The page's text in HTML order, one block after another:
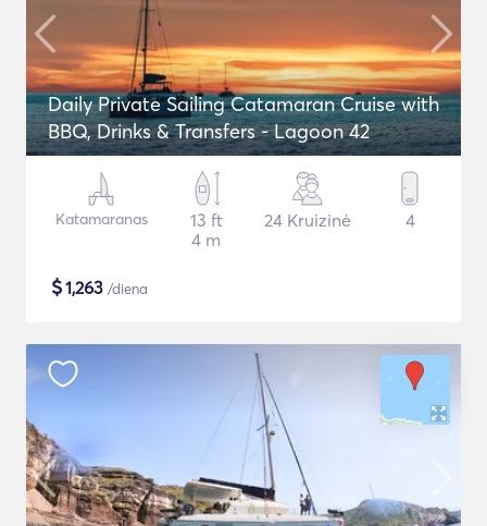
Daily Private Sailing Catamaran Cruise with
BBQ, Drinks & Transfers - Lagoon 42
Katamaranas
13 ft
4 m
24 Kruizinė 4
$1,263 /diena